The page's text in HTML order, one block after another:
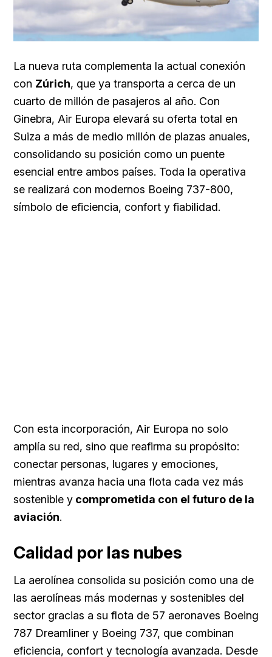
La nueva ruta complementa la actual conexión
con Zúrich, que ya transporta a cerca de un
cuarto de millón de pasajeros al año. Con
Ginebra, Air Europa elevará su oferta total en
Suiza a más de medio millón de plazas anuales,
consolidando su posición como un puente
esencial entre ambos países. Toda la operativa
se realizará con modernos Boeing 737-800,
símbolo de eficiencia, confort y fiabilidad.
Con esta incorporación, Air Europa no solo
amplía su red, sino que reafirma su propósito:
conectar personas, lugares y emociones,
mientras avanza hacia una flota cada vez más
sostenible y comprometida con el futuro de la
aviación.
Calidad por las nubes
La aerolínea consolida su posición como una de
las aerolíneas más modernas y sostenibles del
sector gracias a su flota de 57 aeronaves Boeing
787 Dreamliner y Boeing 737, que combinan
eficiencia, confort y tecnología avanzada. Desde